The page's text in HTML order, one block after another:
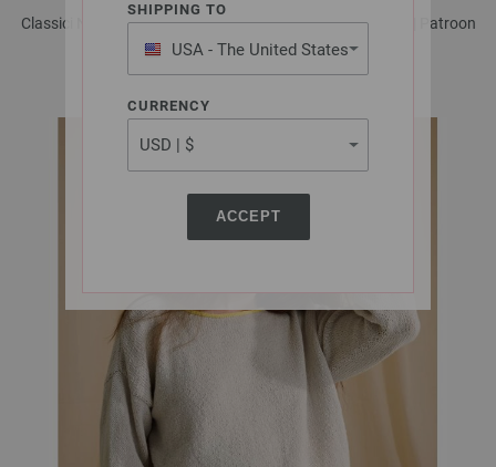
SHIPPING TO
USA - The United States
of America
CURRENCY
ACCEPT
Classici No. 28 - Tijdschrift (DE) + Breibeschrijvingen (NL) | Patroon
44